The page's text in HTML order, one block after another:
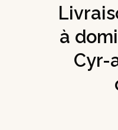
à
Cyr-